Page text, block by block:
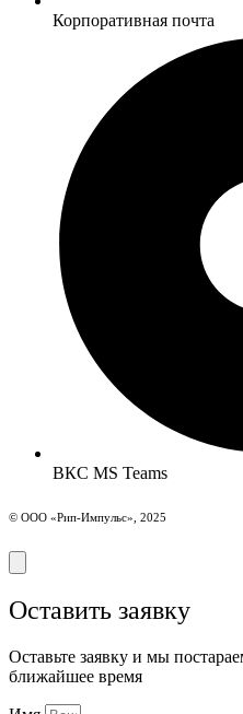
Корпоративная почта
ВКС MS Teams
© ООО «Рип-Импульс», 2025
Оставить заявку
Оставьте заявку и мы
ближайшее время